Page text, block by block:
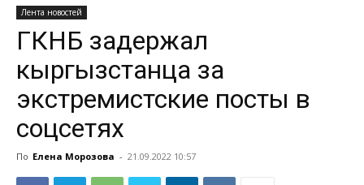
Лента новостей
ГКНБ задержал
кыргызстанца за
экстремистские посты в
соцсетях
По Елена Морозова - 21.09.2022 10:57